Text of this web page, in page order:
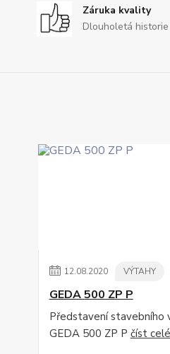
Záruka kvality
Dlouholetá historie
12.08.2020 VÝTAHY
GEDA 500 ZP P
Představení stavebního
GEDA 500 ZP P číst celé